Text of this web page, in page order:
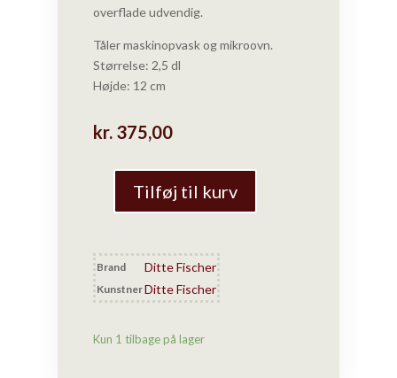
overflade udvendig.
Tåler maskinopvask og mikroovn.
Størrelse: 2,5 dl
Højde: 12 cm
kr.375,00
Ny
mælkekande
(sort)
Tilføj til kurv
Brand Ditte Fischer
KunstnerDitte Fischer
Kun 1 tilbage på lager